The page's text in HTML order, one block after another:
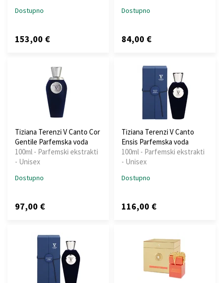
Dostupno
153,00 €
Dostupno
84,00 €
Tiziana Terenzi V Canto Cor
Gentile Parfemska voda
100ml - Parfemski ekstrakti
- Unisex
Dostupno
97,00 €
Tiziana Terenzi V Canto
Ensis Parfemska voda
100ml - Parfemski ekstrakti
- Unisex
Dostupno
116,00 €